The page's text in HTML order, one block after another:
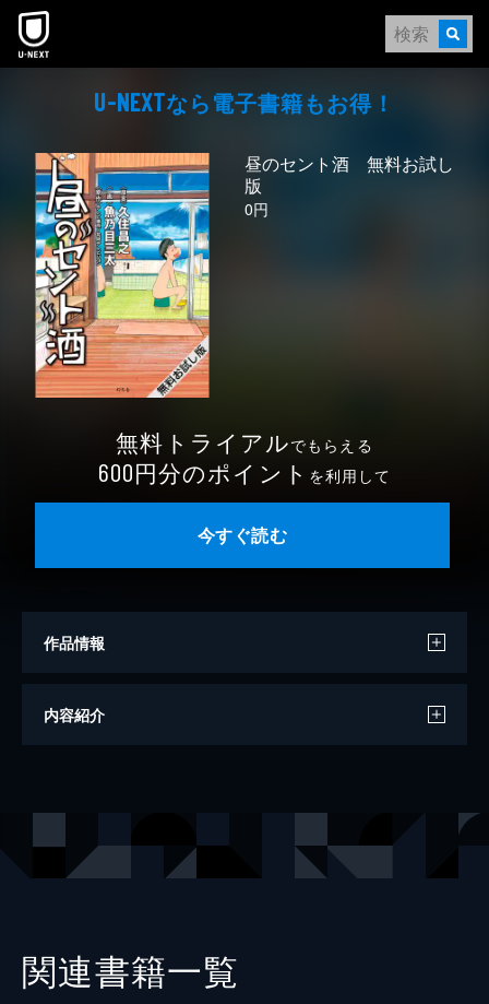
本文へスキップ
U-NEXTなら電⼦書籍もお得！
昼のセント酒 無料お試し
版
0円
無料トライアルでもらえる
600円分のポイント を利用して
今すぐ読む
作品情報
原案
内容紹介
関連書籍一覧